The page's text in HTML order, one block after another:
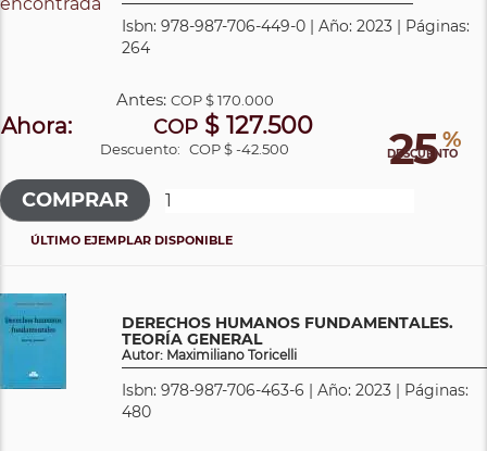
Isbn: 978-987-706-449-0 | Año: 2023 | Páginas:
264
25 %
DESCUENTO
Antes: COP$ 170.000
Ahora: COP$ 127.500
Descuento: COP $ -42.500
ÚLTIMO EJEMPLAR DISPONIBLE
DERECHOS HUMANOS FUNDAMENTALES.
TEORÍA GENERAL
Autor: Maximiliano Toricelli
Isbn: 978-987-706-463-6 | Año: 2023 | Páginas:
480